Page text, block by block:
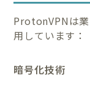
ProtonVPNは
用しています：
暗号化技術